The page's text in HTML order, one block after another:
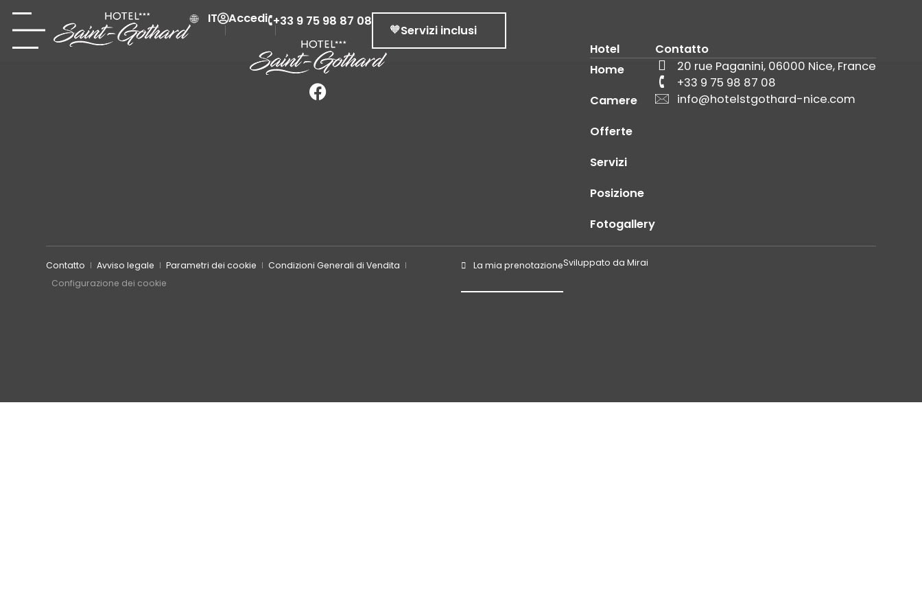
IT Accedi +33 9 75 98 87 08
Servizi inclusi
Hotel
Home
Camere
Offerte
Servizi
Posizione
Fotogallery
Contatto
20 rue Paganini, 06000 Nice, France
+33 9 75 98 87 08
info@hotelstgothard-nice.com
Contatto Avviso legale Parametri dei cookie
Condizioni Generali di Vendita
Configurazione dei cookie
La mia prenotazioneSviluppato da Mirai